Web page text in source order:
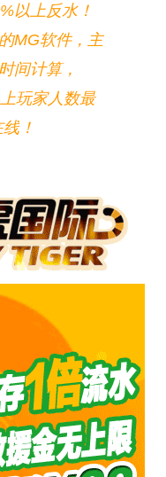
以上反水！
MG软件，主
间计算，
玩家人数最
！